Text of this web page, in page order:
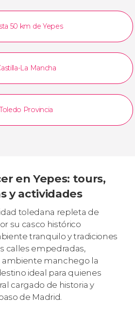
50 km de Yepes
La Mancha
Toledo Provincia
en Yepes: tours,
y actividades
toledana repleta de
su casco histórico
tranquilo y tradiciones
calles empedradas,
manchego la
ideal para quienes
cargado de historia y
de Madrid.